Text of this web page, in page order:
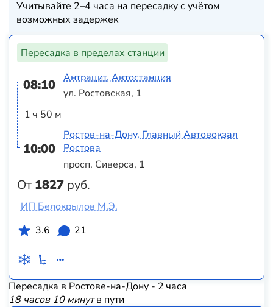
Учитывайте 2–4 часа на пересадку с учётом
возможных задержек
Пересадка в пределах станции
08:10
1 ч 50 м
10:00
От 1827 руб.
Антрацит, Автостанция
ул. Ростовская, 1
Ростов-на-Дону, Главный Автовокзал
Ростова
просп. Сиверса, 1
ИП Белокрылов М.Э.
3.6
21
Пересадка в Ростове-на-Дону - 2 часа
18 часов 10 минутв пути